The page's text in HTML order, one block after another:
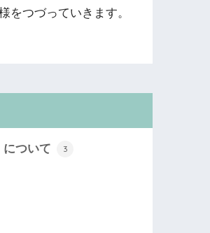
をつづっていきます。
について 3